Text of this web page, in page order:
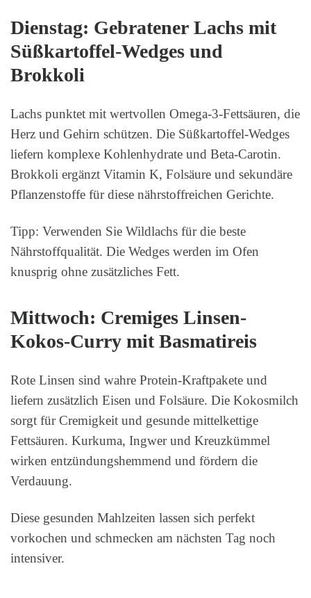
Dienstag: Gebratener Lachs mit
Süßkartoffel-Wedges und
Brokkoli
Lachs punktet mit wertvollen Omega-3-Fettsäuren, die
Herz und Gehirn schützen. Die Süßkartoffel-Wedges
liefern komplexe Kohlenhydrate und Beta-Carotin.
Brokkoli ergänzt Vitamin K, Folsäure und sekundäre
Pflanzenstoffe für diese nährstoffreichen Gerichte.
Tipp: Verwenden Sie Wildlachs für die beste
Nährstoffqualität. Die Wedges werden im Ofen
knusprig ohne zusätzliches Fett.
Mittwoch: Cremiges Linsen-
Kokos-Curry mit Basmatireis
Rote Linsen sind wahre Protein-Kraftpakete und
liefern zusätzlich Eisen und Folsäure. Die Kokosmilch
sorgt für Cremigkeit und gesunde mittelkettige
Fettsäuren. Kurkuma, Ingwer und Kreuzkümmel
wirken entzündungshemmend und fördern die
Verdauung.
Diese gesunden Mahlzeiten lassen sich perfekt
vorkochen und schmecken am nächsten Tag noch
intensiver.